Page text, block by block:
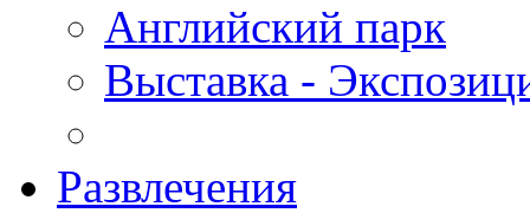
Английский парк
Выставка -
Развлечения